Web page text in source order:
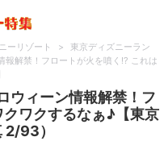
ーリゾート >
東京ディズニーラン
報解禁！フロートが火を噴く!? これは
ウィーン情報解禁！フ
ワクするなぁ♪【東京
2/93）